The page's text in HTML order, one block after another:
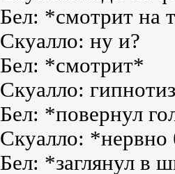
Бел: *смотрит на
Скуалло: ну и?
Бел: *смотрит*
Скуалло:
Бел: *повернул
Скуалло: *нервно
Бел: *заглянул в